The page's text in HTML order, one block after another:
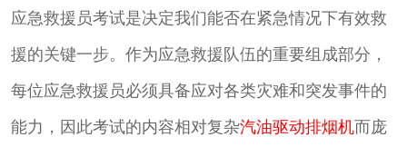
应急救援员考试是决定我们能否在紧急情况下有效救
援的关键一步。作为应急救援队伍的重要组成部分，
每位应急救援员必须具备应对各类灾难和突发事件的
能力，因此考试的内容相对复杂汽油驱动排烟机而庞